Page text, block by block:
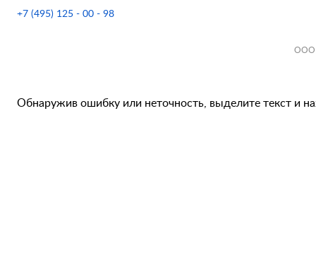
+7 (495) 125 - 00 - 98
ООО
Обнаружив ошибку или неточность, выделите текст и